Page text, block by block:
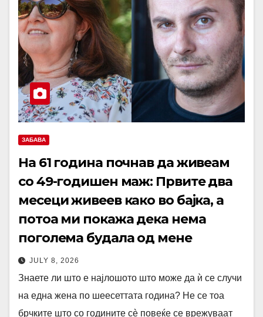
ЗАБАВА
На 61 година почнав да живеам
со 49-годишен маж: Првите два
месеци живеев како во бајка, а
потоа ми покажа дека нема
поголема будала од мене
JULY 8, 2026
Знаете ли што е најлошото што може да ѝ се случи
на една жена по шеесеттата година? Не се тоа
брчките што со годините сè повеќе се врежуваат